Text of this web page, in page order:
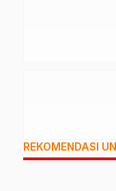
REKOMENDASI